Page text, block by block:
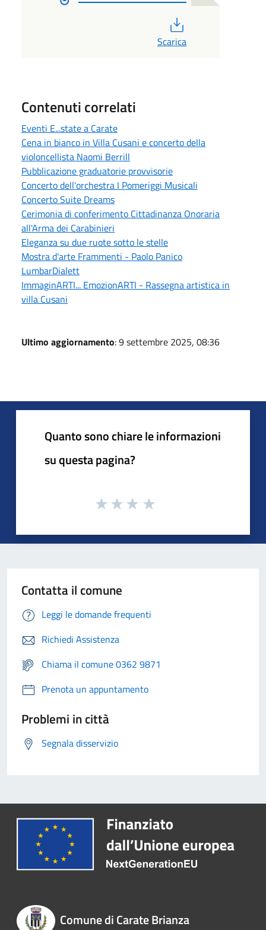
Scarica
Contenuti correlati
Eventi E...state a Carate
Cena in bianco in Villa Cusani e concerto della
violoncellista Naomi Berrill
Pubblicazione graduatorie provvisorie
Concerto dell'orchestra I Pomeriggi Musicali
Concerto Suite Dreams
Cerimonia di conferimento Cittadinanza Onoraria
all'Arma dei Carabinieri
Eleganza su due ruote sotto le stelle
Mostra d'arte Frammenti - Paolo Panico
LumbarDialett
ImmaginARTI... EmozionARTI - Rassegna artistica in
villa Cusani
Ultimo aggiornamento: 9 settembre 2025, 08:36
Quanto sono chiare le informazioni
su questa pagina?
Contatta il comune
Leggi le domande frequenti
Richiedi Assistenza
Chiama il comune 0362 9871
Prenota un appuntamento
Problemi in città
Segnala disservizio
Comune di Carate Brianza